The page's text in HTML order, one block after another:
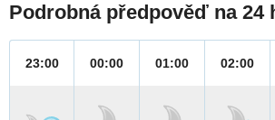
Podrobná předpověď na 24
23:00 00:00 01:00 02:00